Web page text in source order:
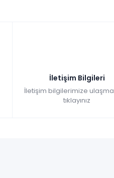
İletişim Bilgileri
İletişim bilgilerimize
tıklayınız